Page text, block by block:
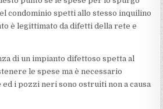
condominio spetti allo stesso inquilino
è legittimato da difetti della rete e
di un impianto difettoso spetta al
le spese ma è necessario
i pozzi neri sono ostruiti non a causa